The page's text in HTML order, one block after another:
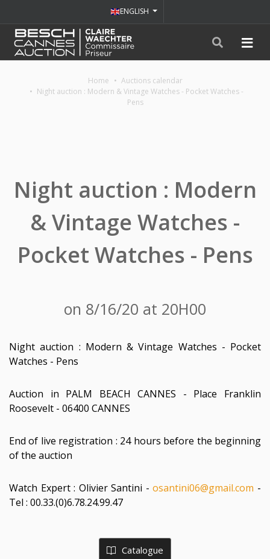
ENGLISH
Home
Auctions calendar
Night auction : Modern & Vintage Watches - Pocket Watches -
Pens
Night auction : Modern
& Vintage Watches -
Pocket Watches - Pens
on 8/16/20 at 20H00
Night auction : Modern & Vintage Watches - Pocket
Watches - Pens
Auction in PALM BEACH CANNES - Place Franklin
Roosevelt - 06400 CANNES
End of live registration : 24 hours before the beginning
of the auction
Watch Expert : Olivier Santini -osantini06@gmail.com -
Tel : 00.33.(0)6.78.24.99.47
Catalogue